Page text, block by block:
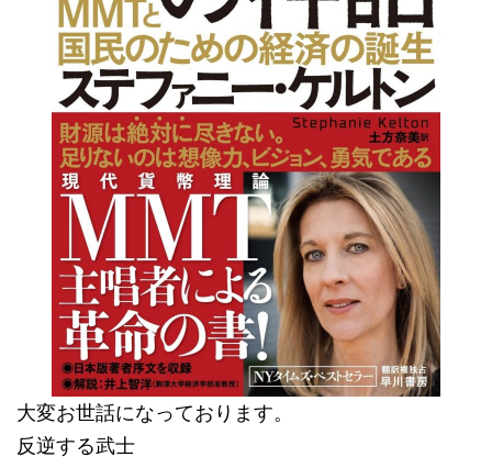
大変お世話になっております。
反逆する武士